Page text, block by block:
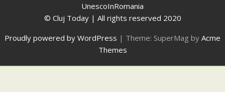
UnescoInRomania
© Cluj Today | All rights reserved 2020
Proudly powered by WordPress | Theme: SuperMag by Acme
Themes